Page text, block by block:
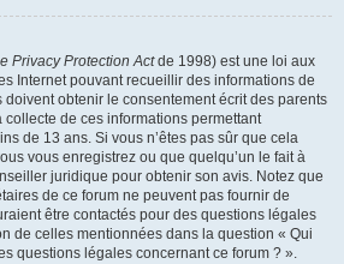
Privacy Protection Actde 1998) est une loi aux
Internet pouvant recueillir des informations de
obtenir le consentement écrit des parents
collecte de ces informations permettant
de 13 ans. Si vous n’êtes pas sûr que cela
vous enregistrez ou que quelqu’un le fait à
juridique pour obtenir son avis. Notez que
de ce forum ne peuvent pas fournir de
être contactés pour des questions légales
de celles mentionnées dans la question « Qui
questions légales concernant ce forum ? ».